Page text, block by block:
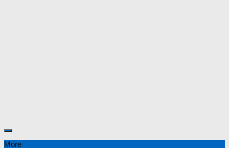
More